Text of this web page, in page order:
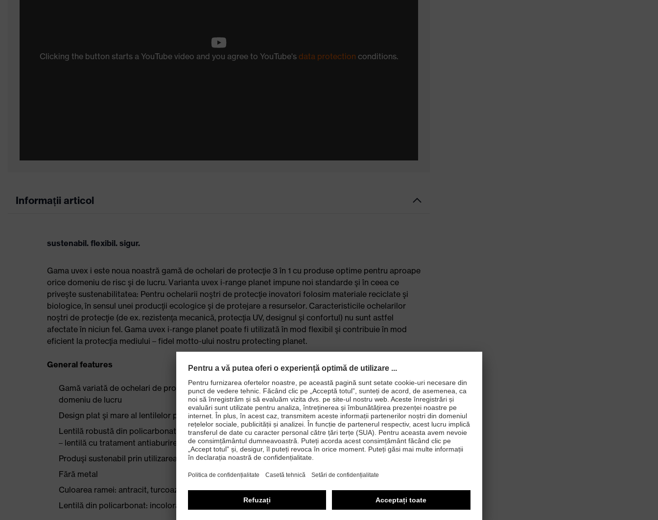
Clicking the button starts a YouTube video and you agree to YouTube's data protection conditions.
Informații articol
sustenabil. flexibil. sigur.
Gama uvex i este noua noastră gamă de ochelari de protecţie 3 în 1 cu produse optime pentru aproape
orice domeniu de risc şi de lucru. Varianta uvex i-range planet impune noi standarde şi în ceea ce
priveşte sustenabilitatea: Pentru ochelarii noştri de protecţie inovatori folosim materiale reciclate şi
biologice, în sensul unei producţii ecologice şi de protejare a resurselor. Caracteristicile ochelarilor
noştri de protecţie (de ex. rezistenţa mecanică, protecţia UV, designul şi confortul) nu sunt astfel
afectate în niciun fel. Gama uvex i-range planet poate fi utilizată în mod flexibil şi contribuie în mod
eficient la protecţia mediului – fidel motto-ului nostru protecting planet.
General features
Gamă variată de ochelari de protecţie 3 în 1, care permite o selecţie flexibilă pentru aproape orice
domeniu de lucru
Design plat şi mare al lentilelor pentru un câmp vizual nerestricţionat
Lentilă robustă din policarbonat cu tehnologie consacrată a stratului de acoperire uvex supravision
– lentilă cu tratament antiaburire durabil şi rezistentă la zgârieturi
Produşi sustenabil prin utilizarea de materiale biologice
Fără metal
Culoarea ramei: antracit, turcoaz
Lentilă din policarbonat: incoloră